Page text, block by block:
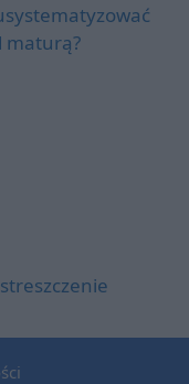
maturą?